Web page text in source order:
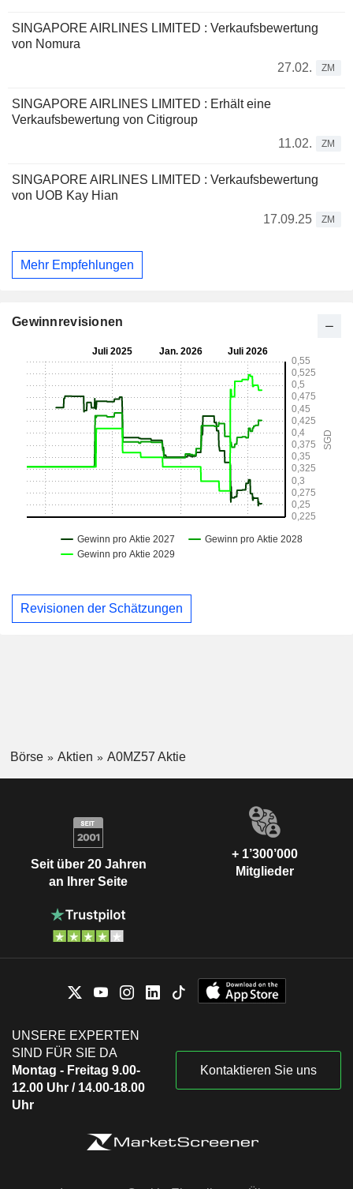
SINGAPORE AIRLINES LIMITED : Verkaufsbewertung
von Nomura
27.02.
ZM
SINGAPORE AIRLINES LIMITED : Erhält eine
Verkaufsbewertung von Citigroup
11.02.
ZM
SINGAPORE AIRLINES LIMITED : Verkaufsbewertung
von UOB Kay Hian
17.09.25
ZM
Mehr Empfehlungen
Gewinnrevisionen
Revisionen der Schätzungen
Börse Aktien A0MZ57 Aktie
Seit über 20 Jahren
an Ihrer Seite
+ 1’300’000
Mitglieder
UNSERE EXPERTEN
SIND FÜR SIE DA
Montag - Freitag 9.00-
12.00 Uhr / 14.00-18.00
Uhr
Kontaktieren Sie uns